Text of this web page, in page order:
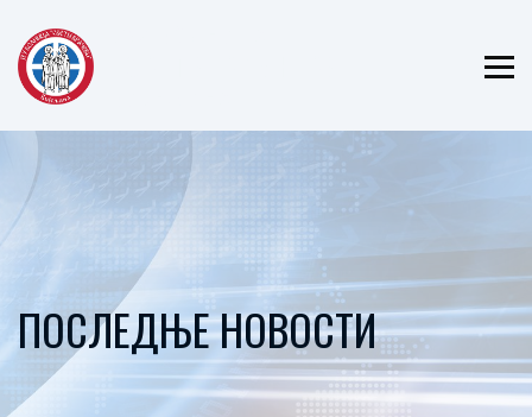
ПОСЛЕДЊЕ НОВОСТИ